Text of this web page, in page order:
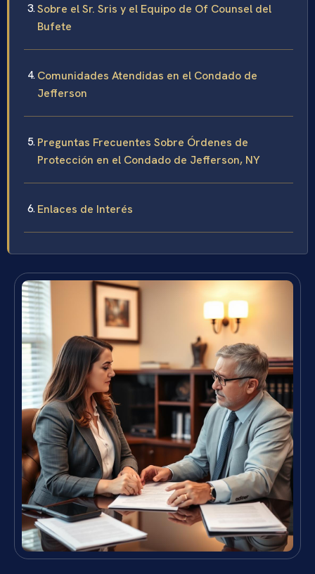
Sobre el Sr. Sris y el Equipo de Of Counsel del
Bufete
Comunidades Atendidas en el Condado de
Jefferson
Preguntas Frecuentes Sobre Órdenes de
Protección en el Condado de Jefferson, NY
Enlaces de Interés